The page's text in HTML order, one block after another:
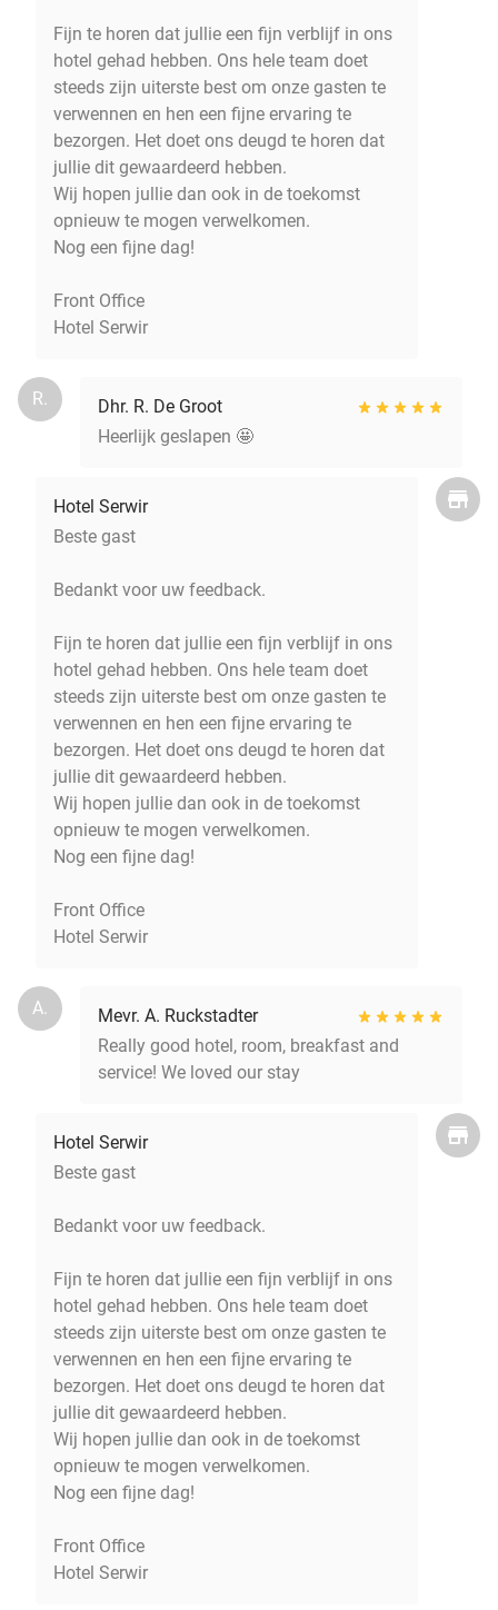
Fijn te horen dat jullie een fijn verblijf in ons
hotel gehad hebben. Ons hele team doet
steeds zijn uiterste best om onze gasten te
verwennen en hen een fijne ervaring te
bezorgen. Het doet ons deugd te horen dat
jullie dit gewaardeerd hebben.
Wij hopen jullie dan ook in de toekomst
opnieuw te mogen verwelkomen.
Nog een fijne dag!
Front Office
Hotel Serwir
R.
Dhr. R. De Groot
Heerlijk geslapen 🤩
Hotel Serwir
Beste gast
Bedankt voor uw feedback.
Fijn te horen dat jullie een fijn verblijf in ons
hotel gehad hebben. Ons hele team doet
steeds zijn uiterste best om onze gasten te
verwennen en hen een fijne ervaring te
bezorgen. Het doet ons deugd te horen dat
jullie dit gewaardeerd hebben.
Wij hopen jullie dan ook in de toekomst
opnieuw te mogen verwelkomen.
Nog een fijne dag!
Front Office
Hotel Serwir
A.
Mevr. A. Ruckstadter
Really good hotel, room, breakfast and
service! We loved our stay
Hotel Serwir
Beste gast
Bedankt voor uw feedback.
Fijn te horen dat jullie een fijn verblijf in ons
hotel gehad hebben. Ons hele team doet
steeds zijn uiterste best om onze gasten te
verwennen en hen een fijne ervaring te
bezorgen. Het doet ons deugd te horen dat
jullie dit gewaardeerd hebben.
Wij hopen jullie dan ook in de toekomst
opnieuw te mogen verwelkomen.
Nog een fijne dag!
Front Office
Hotel Serwir